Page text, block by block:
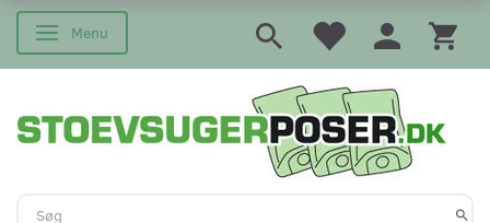
Skifte navigation
Menu